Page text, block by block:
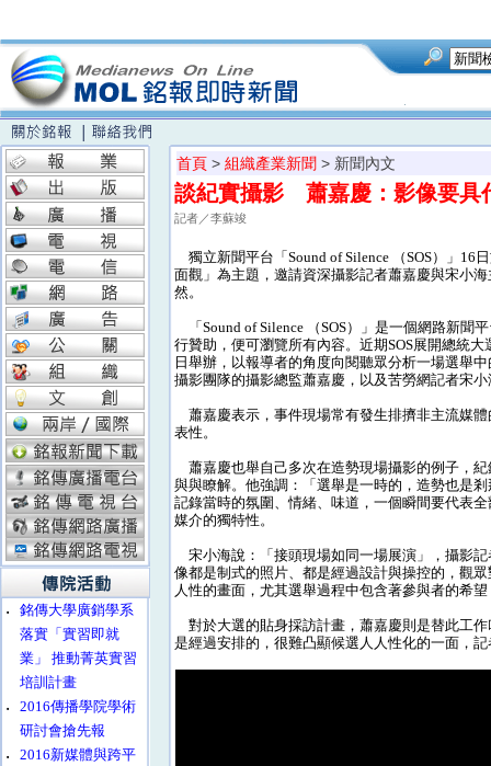
‧
銘傳大學廣銷學系
落實「實習即就
業」 推動菁英實習
培訓計畫
‧
2016傳播學院學術
研討會搶先報
‧
2016新媒體與跨平
首頁 > 組織產業新聞 > 新聞內文
談紀實攝影 蕭嘉慶
記者／李蘇竣
獨立新聞平台「Sound of Silence （SOS）」16
面觀」為主題，邀請資深攝影記者蕭嘉慶與宋小
然。
「Sound of Silence （SOS）」是一個網路新聞
行贊助，便可瀏覽所有內容。近期SOS展開總統
日舉辦，以報導者的角度向閱聽眾分析一場選舉
攝影團隊的攝影總監蕭嘉慶，以及苦勞網記者宋
蕭嘉慶表示，事件現場常有發生排擠非主流媒
表性。
蕭嘉慶也舉自己多次在造勢現場攝影的例子，
與與瞭解。他強調：「選舉是一時的，造勢也是
記錄當時的氛圍、情緒、味道，一個瞬間要代表
媒介的獨特性。
宋小海說：「接頭現場如同一場展演」，攝影
像都是制式的照片、都是經過設計與操控的，觀
人性的畫面，尤其選舉過程中包含著參與者的希
對於大選的貼身採訪計畫，蕭嘉慶則是替此工
是經過安排的，很難凸顯候選人人性化的一面，